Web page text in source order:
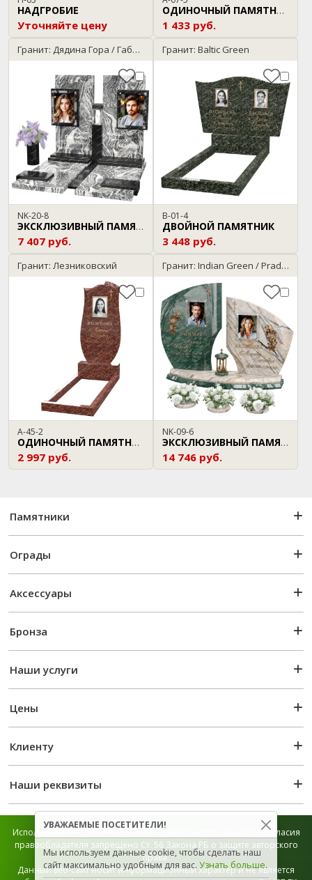
НАДГРОБИЕ
Уточняйте цену
ОДИНОЧНЫЙ ПАМЯТНИК
1 433 руб.
Гранит: Дядина Гора / Габбро-Диабаз
NK-20-8
ЭКСКЛЮЗИВНЫЙ ПАМЯТНИК
7 407 руб.
Гранит: Baltic Green
B-01-4
ДВОЙНОЙ ПАМЯТНИК
3 448 руб.
Гранит: Лезниковский
A-45-2
ОДИНОЧНЫЙ ПАМЯТНИК
2 997 руб.
Гранит: Indian Green / Prada Gold
NK-09-6
ЭКСКЛЮЗИВНЫЙ ПАМЯТНИК
14 746 руб.
Памятники
Ограды
Аксессуары
Бронза
Наши услуги
Цены
Клиенту
Наши реквизиты
Использование графической и текстовой информации без согласия
правообладателя запрещено Ст. 56 Закона РБ о защите авторского
права.
Данный веб-сайт носит информационный характер и не является
УВАЖАЕМЫЕ ПОСЕТИТЕЛИ!
Мы используем данные cookie, чтобы сделать наш
сайт максимально удобным для вас. Узнать больше.